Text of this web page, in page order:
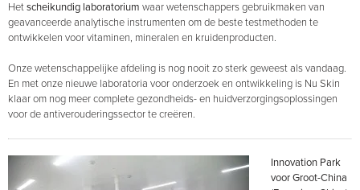
Hetscheikundig laboratorium waar wetenschappers gebruikmaken van
geavanceerde analytische instrumenten om de beste testmethoden te
ontwikkelen voor vitaminen, mineralen en kruidenproducten.
Onze wetenschappelijke afdeling is nog nooit zo sterk geweest als vandaag.
En met onze nieuwe laboratoria voor onderzoek en ontwikkeling is Nu Skin
klaar om nog meer complete gezondheids- en huidverzorgingsoplossingen
voor de antiverouderingssector te creëren.
Innovation Park
voor Groot-China